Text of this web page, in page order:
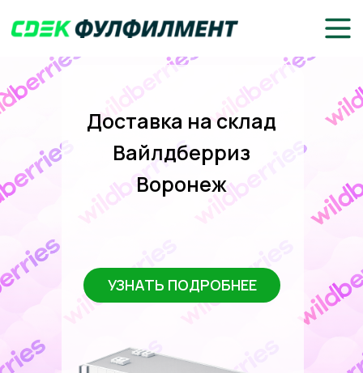
Доставка на склад
Вайлдберриз
Воронеж
УЗНАТЬ ПОДРОБНЕЕ